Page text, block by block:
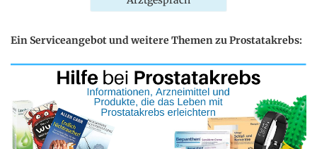
Ein Serviceangebot und weitere Themen zu Prostatakrebs: